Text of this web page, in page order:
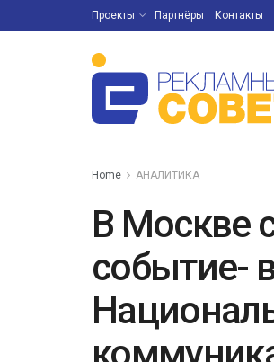
Проекты Партнёры Контакты
Home АНАЛИТИКА
В Москве
событие-